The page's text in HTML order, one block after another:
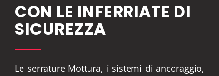
CON LE INFERRIATE DI
SICUREZZA
Le serrature Mottura, i sistemi di ancoraggio,